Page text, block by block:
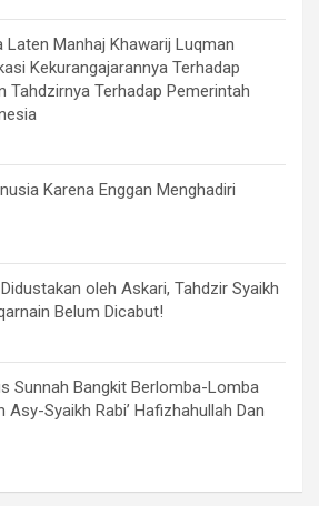
Laten Manhaj Khawarij Luqman
Kekurangajarannya Terhadap
Tahdzirnya Terhadap Pemerintah
Karena Enggan Menghadiri
oleh Askari, Tahdzir Syaikh
Belum Dicabut!
Sunnah Bangkit Berlomba-Lomba
Syaikh Rabi’ Hafizhahullah Dan